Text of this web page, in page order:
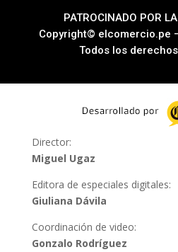
PATROCINADO POR
Copyright© elcomercio.pe
Todos los
Director:
Miguel Ugaz
Editora de especiales digitales:
Giuliana Dávila
Coordinación de video:
Gonzalo Rodríguez